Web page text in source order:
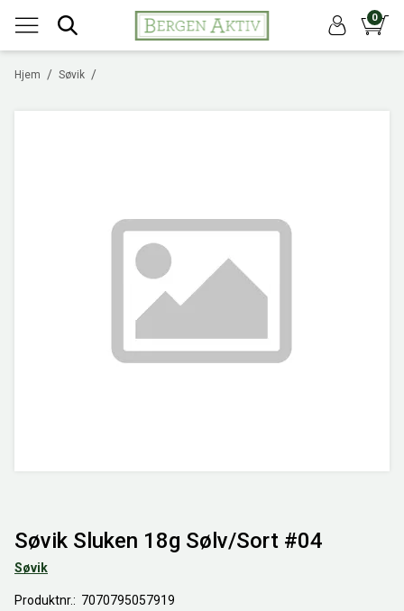
0
/
Hjem /
Søvik
Søvik Sluken 18g Sølv/Sort #04
Søvik
Produktnr.
7070795057919